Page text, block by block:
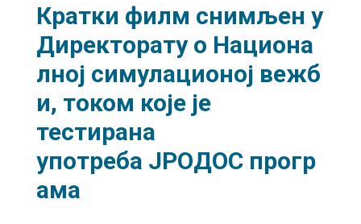
Кратки филм снимљен у
Директорату о Национа
лној симулационој вежб
и, током које је
тестирана
употреба ЈРОДОС прогр
ама